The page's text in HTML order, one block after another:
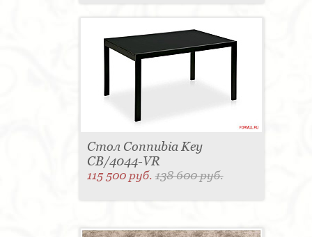
Стол Connubia Key
CB/4044-VR
115 500 руб.138 600 руб.